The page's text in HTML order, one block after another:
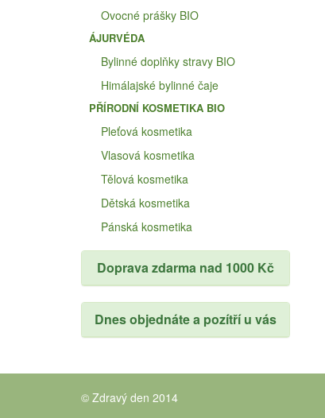
Ovocné prášky BIO
ÁJURVÉDA
Bylinné doplňky stravy BIO
Himálajské bylinné čaje
PŘÍRODNÍ KOSMETIKA BIO
Pleťová kosmetika
Vlasová kosmetika
Tělová kosmetika
Dětská kosmetika
Pánská kosmetika
Doprava zdarma nad 1000 Kč
Dnes objednáte a pozítří u vás
© Zdravý den 2014